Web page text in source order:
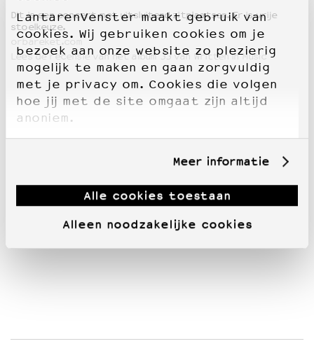
LantarenVenster maakt gebruik van
cookies. Wij gebruiken cookies om je
bezoek aan onze website zo plezierig
mogelijk te maken en gaan zorgvuldig
met je privacy om. Cookies die volgen
hoe jij met de site omgaat zijn altijd
anoniem.
Meer informatie
Alle cookies toestaan
Alleen noodzakelijke cookies
Dit is een concert met uitsluitend zitplaatsen. Er is vrije
stoelkeuze.
orbareket.com
Lees de recensie van het album33 van Written in Music